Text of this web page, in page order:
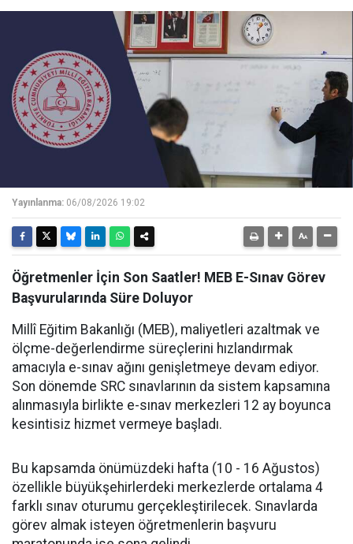
Yayınlanma: 06/08/2026 19:02
Öğretmenler İçin Son Saatler! MEB E-Sınav Görev
Başvurularında Süre Doluyor
Millî Eğitim Bakanlığı (MEB), maliyetleri azaltmak ve
ölçme-değerlendirme süreçlerini hızlandırmak
amacıyla e-sınav ağını genişletmeye devam ediyor.
Son dönemde SRC sınavlarının da sistem kapsamına
alınmasıyla birlikte e-sınav merkezleri 12 ay boyunca
kesintisiz hizmet vermeye başladı.
Bu kapsamda önümüzdeki hafta (10 - 16 Ağustos)
özellikle büyükşehirlerdeki merkezlerde ortalama 4
farklı sınav oturumu gerçekleştirilecek. Sınavlarda
görev almak isteyen öğretmenlerin başvuru